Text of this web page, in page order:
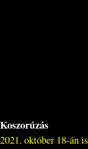
Koszorúzás
2021. október 18-án